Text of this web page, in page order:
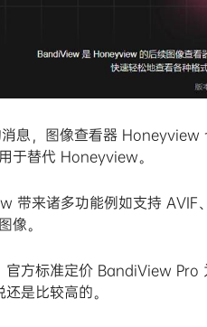
息，图像查看器
于替代 Honeyview。
带来诸多功能例如支持 AVIF
像。
官方标准定价 BandiView
是比较高的。